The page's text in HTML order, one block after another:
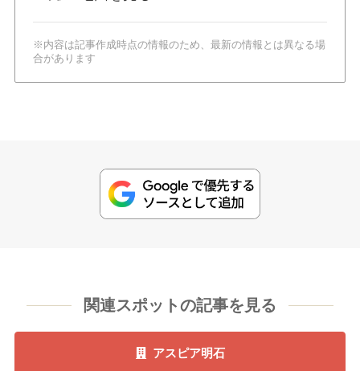
※内容は記事作成時点の情報のため、最新の情報とは異なる場
合があります
関連スポットの記事を見る
アスピア明石